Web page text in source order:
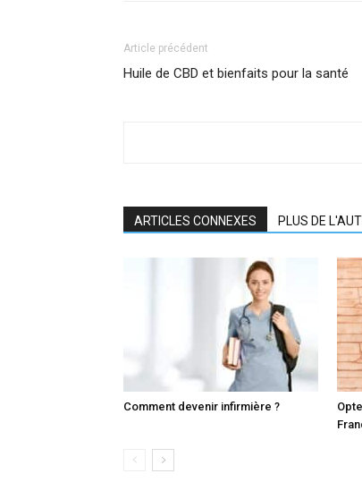
Article précédent
Huile de CBD et bienfaits pour la santé
ARTICLES CONNEXES PLUS DE
Comment devenir infirmière ?